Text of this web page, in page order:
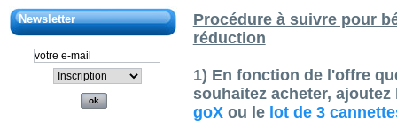
Newsletter
Procédure à suivre pour
réduction
1) En fonction de l'offre
souhaitez acheter,
goXou le lot de 3